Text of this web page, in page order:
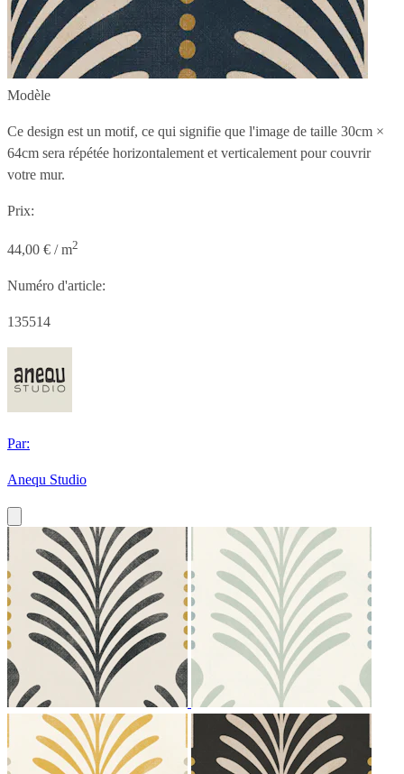
Modèle
Ce design est un motif, ce qui signifie que l'image de taille 30cm ×
64cm sera répétée horizontalement et verticalement pour couvrir
votre mur.
Prix:
44,00 € / m2
Numéro d'article:
135514
Par:
Anequ Studio